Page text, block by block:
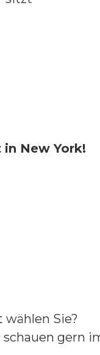
New York!
Sie?
gern